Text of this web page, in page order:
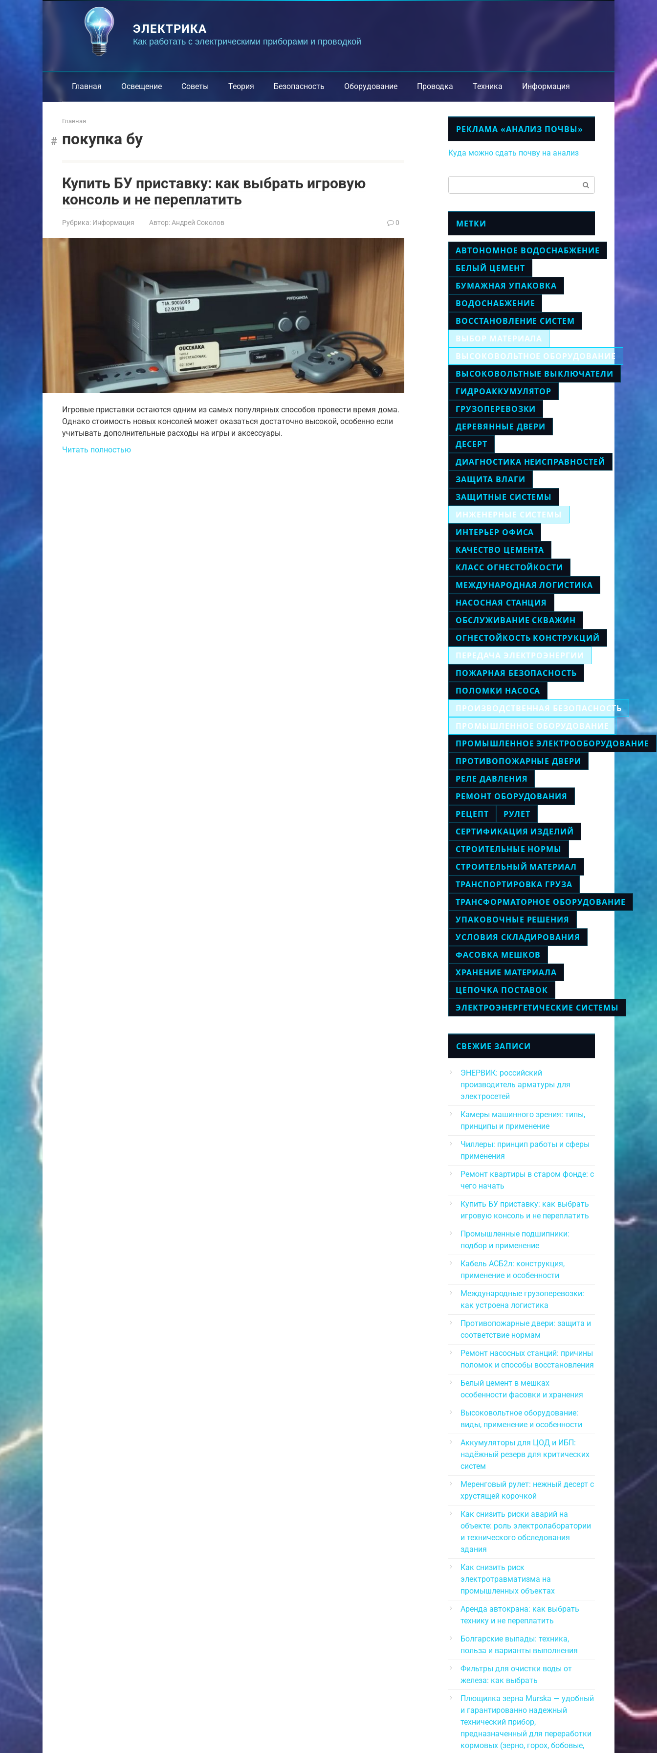
ЭЛЕКТРИКА
Как работать с электрическими приборами и проводкой
Главная Освещение Советы Теория Безопасность Оборудование Проводка Техника Информация
Главная
покупка бу
Купить БУ приставку: как выбрать игровую
консоль и не переплатить
Рубрика: Информация Автор: Андрей Соколов 0
Игровые приставки остаются одним из самых популярных способов провести время дома.
Однако стоимость новых консолей может оказаться достаточно высокой, особенно если
учитывать дополнительные расходы на игры и аксессуары.
Читать полностью
РЕКЛАМА «АНАЛИЗ ПОЧВЫ»
Куда можно сдать почву на анализ
МЕТКИ
АВТОНОМНОЕ ВОДОСНАБЖЕНИЕ
БЕЛЫЙ ЦЕМЕНТ
БУМАЖНАЯ УПАКОВКА
ВОДОСНАБЖЕНИЕ
ВОССТАНОВЛЕНИЕ СИСТЕМ
ВЫБОР МАТЕРИАЛА
ВЫСОКОВОЛЬТНОЕ ОБОРУДОВАНИЕ
ВЫСОКОВОЛЬТНЫЕ ВЫКЛЮЧАТЕЛИ
ГИДРОАККУМУЛЯТОР
ГРУЗОПЕРЕВОЗКИ
ДЕРЕВЯННЫЕ ДВЕРИ
ДЕСЕРТ
ДИАГНОСТИКА НЕИСПРАВНОСТЕЙ
ЗАЩИТА ВЛАГИ
ЗАЩИТНЫЕ СИСТЕМЫ
ИНЖЕНЕРНЫЕ СИСТЕМЫ
ИНТЕРЬЕР ОФИСА
КАЧЕСТВО ЦЕМЕНТА
КЛАСС ОГНЕСТОЙКОСТИ
МЕЖДУНАРОДНАЯ ЛОГИСТИКА
НАСОСНАЯ СТАНЦИЯ
ОБСЛУЖИВАНИЕ СКВАЖИН
ОГНЕСТОЙКОСТЬ КОНСТРУКЦИЙ
ПЕРЕДАЧА ЭЛЕКТРОЭНЕРГИИ
ПОЖАРНАЯ БЕЗОПАСНОСТЬ
ПОЛОМКИ НАСОСА
ПРОИЗВОДСТВЕННАЯ БЕЗОПАСНОСТЬ
ПРОМЫШЛЕННОЕ ОБОРУДОВАНИЕ
ПРОМЫШЛЕННОЕ ЭЛЕКТРООБОРУДОВАНИЕ
ПРОТИВОПОЖАРНЫЕ ДВЕРИ
РЕЛЕ ДАВЛЕНИЯ
РЕМОНТ ОБОРУДОВАНИЯ
РЕЦЕПТ
РУЛЕТ
СЕРТИФИКАЦИЯ ИЗДЕЛИЙ
СТРОИТЕЛЬНЫЕ НОРМЫ
СТРОИТЕЛЬНЫЙ МАТЕРИАЛ
ТРАНСПОРТИРОВКА ГРУЗА
ТРАНСФОРМАТОРНОЕ ОБОРУДОВАНИЕ
УПАКОВОЧНЫЕ РЕШЕНИЯ
УСЛОВИЯ СКЛАДИРОВАНИЯ
ФАСОВКА МЕШКОВ
ХРАНЕНИЕ МАТЕРИАЛА
ЦЕПОЧКА ПОСТАВОК
ЭЛЕКТРОЭНЕРГЕТИЧЕСКИЕ СИСТЕМЫ
СВЕЖИЕ ЗАПИСИ
ЭНЕРВИК: российский
производитель арматуры для
электросетей
Камеры машинного зрения: типы,
принципы и применение
Чиллеры: принцип работы и сферы
применения
Ремонт квартиры в старом фонде: с
чего начать
Купить БУ приставку: как выбрать
игровую консоль и не переплатить
Промышленные подшипники:
подбор и применение
Кабель АСБ2л: конструкция,
применение и особенности
Международные грузоперевозки:
как устроена логистика
Противопожарные двери: защита и
соответствие нормам
Ремонт насосных станций: причины
поломок и способы восстановления
Белый цемент в мешках
особенности фасовки и хранения
Высоковольтное оборудование:
виды, применение и особенности
Аккумуляторы для ЦОД и ИБП:
надёжный резерв для критических
систем
Меренговый рулет: нежный десерт с
хрустящей корочкой
Как снизить риски аварий на
объекте: роль электролаборатории
и технического обследования
здания
Как снизить риск
электротравматизма на
промышленных объектах
Аренда автокрана: как выбрать
технику и не переплатить
Болгарские выпады: техника,
польза и варианты выполнения
Фильтры для очистки воды от
железа: как выбрать
Плющилка зерна Murska — удобный
и гарантированно надежный
технический прибор,
предназначенный для переработки
кормовых (зерно, горох, бобовые,